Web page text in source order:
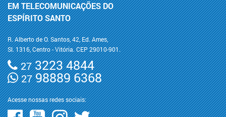
EM TELECOMUNICAÇÕES DO
ESPÍRITO SANTO
R. Alberto de O. Santos, 42, Ed. Ames,
Sl. 1316, Centro - Vitória. CEP 29010-901.
273223 4844
2798889 6368
Acesse nossas redes sociais: